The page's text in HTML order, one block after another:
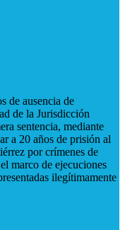
de ausencia de
de la Jurisdicción
sentencia, mediante
a 20 años de prisión al
por crímenes de
marco de ejecuciones
ilegítimamente